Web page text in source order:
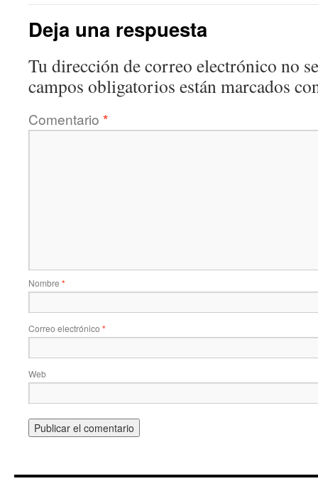
Deja una respuesta
Tu dirección de correo electrónico no
campos obligatorios están marcados
Comentario *
Nombre *
Correo electrónico *
Web